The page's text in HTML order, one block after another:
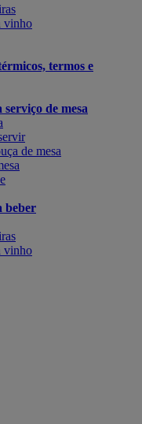
vinho
termos e
de mesa
de mesa
beber
vinho